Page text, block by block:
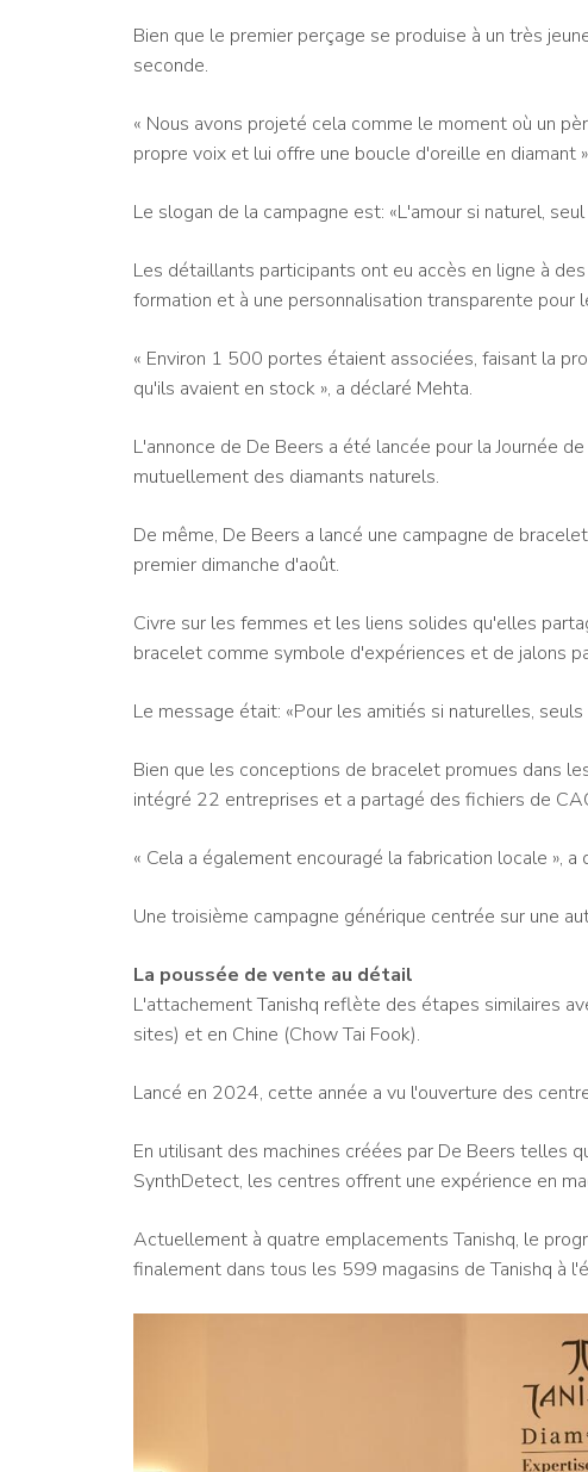
Bien que le premier perçage se produise à un très
seconde.
« Nous avons projeté cela comme le moment où un
propre voix et lui offre une boucle d'oreille en diamant
Le slogan de la campagne est: «L'amour si naturel,
Les détaillants participants ont eu accès en ligne à
formation et à une personnalisation transparente
« Environ 1 500 portes étaient associées, faisant la
qu'ils avaient en stock », a déclaré Mehta.
L'annonce de De Beers a été lancée pour la Journée
mutuellement des diamants naturels.
De même, De Beers a lancé une campagne de
premier dimanche d'août.
Civre sur les femmes et les liens solides qu'elles
bracelet comme symbole d'expériences et de jalons
Le message était: «Pour les amitiés si naturelles,
Bien que les conceptions de bracelet promues dans
intégré 22 entreprises et a partagé des fichiers de
« Cela a également encouragé la fabrication locale », a
Une troisième campagne générique centrée sur une
La poussée de vente au détail
L'attachement Tanishq reflète des étapes similaires
sites) et en Chine (Chow Tai Fook).
Lancé en 2024, cette année a vu l'ouverture des
En utilisant des machines créées par De Beers telles
SynthDetect, les centres offrent une expérience en
Actuellement à quatre emplacements Tanishq, le
finalement dans tous les 599 magasins de Tanishq à